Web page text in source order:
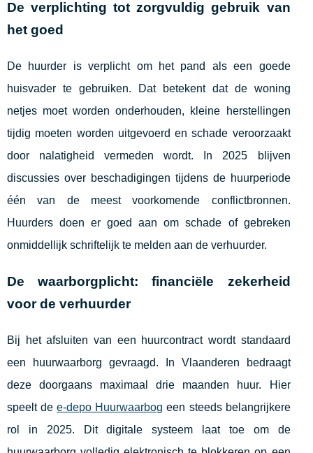
De verplichting tot zorgvuldig gebruik van
het goed
De huurder is verplicht om het pand als een goede
huisvader te gebruiken. Dat betekent dat de woning
netjes moet worden onderhouden, kleine herstellingen
tijdig moeten worden uitgevoerd en schade veroorzaakt
door nalatigheid vermeden wordt. In 2025 blijven
discussies over beschadigingen tijdens de huurperiode
één van de meest voorkomende conflictbronnen.
Huurders doen er goed aan om schade of gebreken
onmiddellijk schriftelijk te melden aan de verhuurder.
De waarborgplicht: financiële zekerheid
voor de verhuurder
Bij het afsluiten van een huurcontract wordt standaard
een huurwaarborg gevraagd. In Vlaanderen bedraagt
deze doorgaans maximaal drie maanden huur. Hier
speelt dee-depo Huurwaarbog een steeds belangrijkere
rol in 2025. Dit digitale systeem laat toe om de